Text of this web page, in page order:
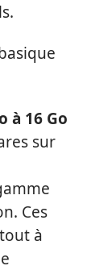
à 16 Go
sur
Ces
à